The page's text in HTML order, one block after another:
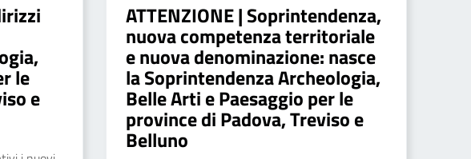
le
e
ATTENZIONE | Soprintendenza,
nuova competenza territoriale
e nuova denominazione: nasce
la Soprintendenza Archeologia,
Belle Arti e Paesaggio per le
province di Padova, Treviso e
Belluno